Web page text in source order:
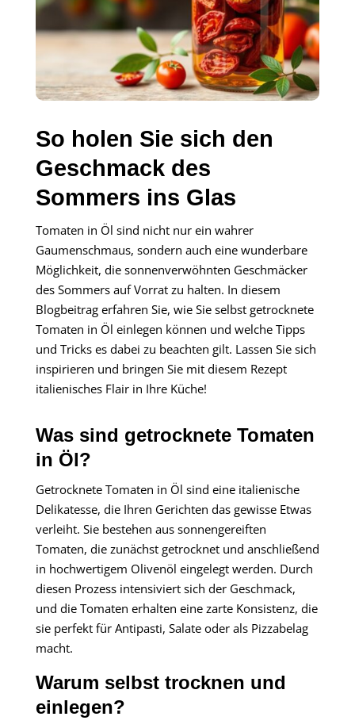
So holen Sie sich den
Geschmack des
Sommers ins Glas
Tomaten in Öl sind nicht nur ein wahrer
Gaumenschmaus, sondern auch eine wunderbare
Möglichkeit, die sonnenverwöhnten Geschmäcker
des Sommers auf Vorrat zu halten. In diesem
Blogbeitrag erfahren Sie, wie Sie selbst getrocknete
Tomaten in Öl einlegen können und welche Tipps
und Tricks es dabei zu beachten gilt. Lassen Sie sich
inspirieren und bringen Sie mit diesem Rezept
italienisches Flair in Ihre Küche!
Was sind getrocknete Tomaten
in Öl?
Getrocknete Tomaten in Öl sind eine italienische
Delikatesse, die Ihren Gerichten das gewisse Etwas
verleiht. Sie bestehen aus sonnengereiften
Tomaten, die zunächst getrocknet und anschließend
in hochwertigem Olivenöl eingelegt werden. Durch
diesen Prozess intensiviert sich der Geschmack,
und die Tomaten erhalten eine zarte Konsistenz, die
sie perfekt für Antipasti, Salate oder als Pizzabelag
macht.
Warum selbst trocknen und
einlegen?